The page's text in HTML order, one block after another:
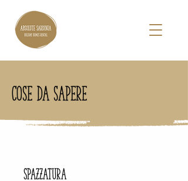
cose da sapere
SPAZZATURA